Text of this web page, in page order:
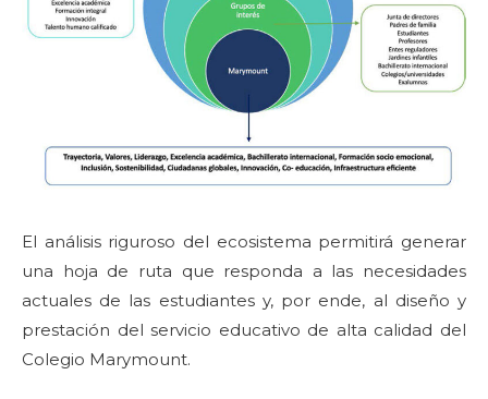
El análisis riguroso del ecosistema permitirá generar
una hoja de ruta que responda a las necesidades
actuales de las estudiantes y, por ende, al diseño y
prestación del servicio educativo de alta calidad del
Colegio Marymount.